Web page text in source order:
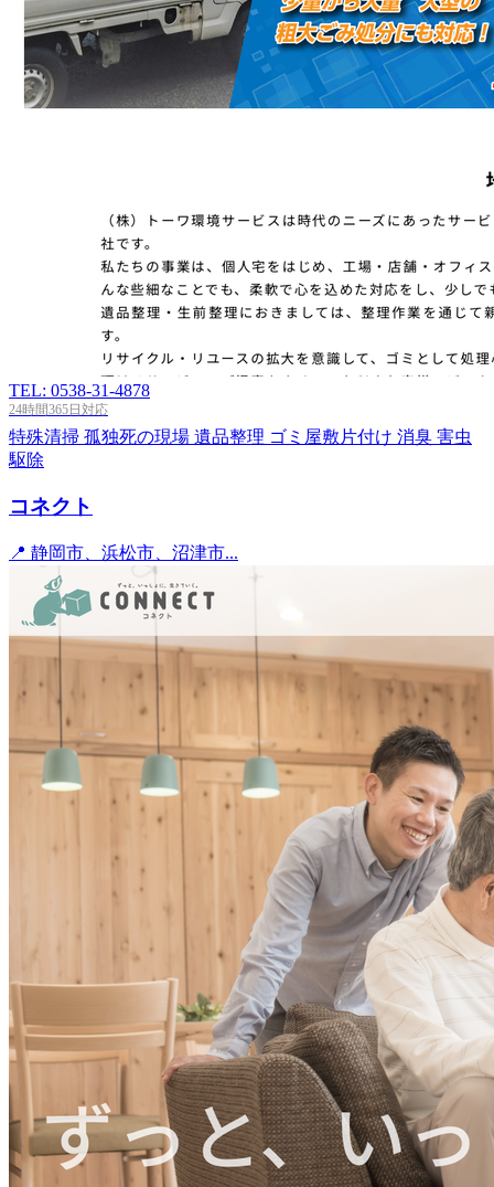
TEL: 0538-31-4878
24時間365日対応
特殊清掃 孤独死の現場 遺品整理 ゴミ屋敷片付け 消臭 害虫
駆除
コネクト
📍 静岡市、浜松市、沼津市...